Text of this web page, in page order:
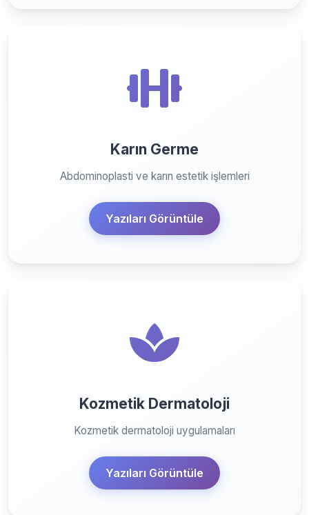
Karın Germe
Abdominoplasti ve karın estetik işlemleri
Yazıları Görüntüle
Kozmetik Dermatoloji
Kozmetik dermatoloji uygulamaları
Yazıları Görüntüle